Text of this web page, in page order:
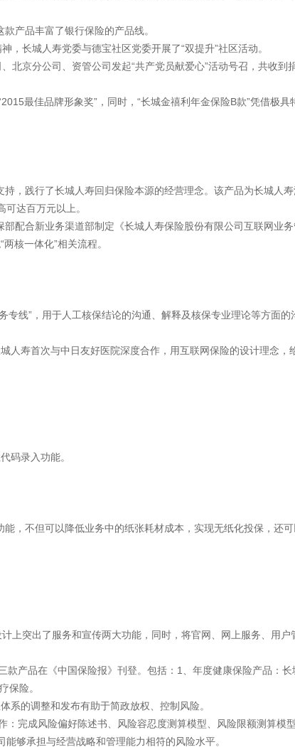
产品丰富了银行保险的产品线。
长城人寿党委与德宝社区党委开展了“双提升”社区活动。
京分公司、资管公司发起“共产党员献爱心”活动号召，共收到
最佳品牌形象奖”，同时，“长城金禧利年金保险B款”凭借极
，践行了长城人寿回归保险本源的经营理念。该产品为长城人
达百万元以上。
配合新业务渠道部制定《长城人寿保险股份有限公司互联网业务
核一体化”相关流程。
线”，用于人工核保结论的沟通、解释及核保专业理论等方面的
寿首次与中日友好医院深度合作，用互联网保险的设计理念，
码录入功能。
，不但可以降低业务中的纸张耗材成本，实现无纸化投保，还
上突出了服务和宣传两大功能，同时，将官网、网上服务、用
产品在《中国保险报》刊登。包括：1、年度健康保险产品：
保险。
系的调整和发布有助于简政放权、控制风险。
完成风险偏好陈述书、风险容忍度测算模型、风险限额测算模
够承担与经营战略和管理能力相符的风险水平。